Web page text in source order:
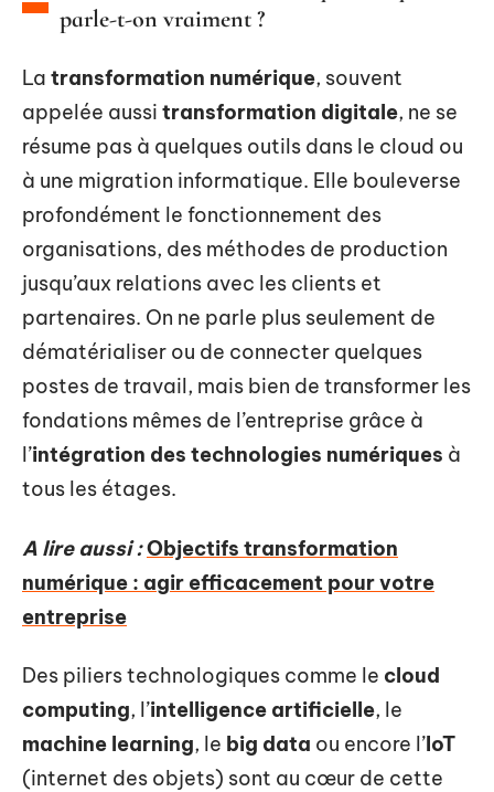
parle-t-on vraiment ?
La transformation numérique, souvent
appelée aussi transformation digitale, ne se
résume pas à quelques outils dans le cloud ou
à une migration informatique. Elle bouleverse
profondément le fonctionnement des
organisations, des méthodes de production
jusqu’aux relations avec les clients et
partenaires. On ne parle plus seulement de
dématérialiser ou de connecter quelques
postes de travail, mais bien de transformer les
fondations mêmes de l’entreprise grâce à
l’intégration des technologies numériques à
tous les étages.
A lire aussi :Objectifs transformation
numérique : agir efficacement pour votre
entreprise
Des piliers technologiques comme le cloud
computing, l’intelligence artificielle, le
machine learning, le big data ou encore l’IoT
(internet des objets) sont au cœur de cette